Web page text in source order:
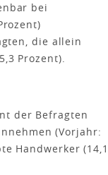
bei
die allein
Prozent).
der Befragten
(Vorjahr:
Handwerker (14,1